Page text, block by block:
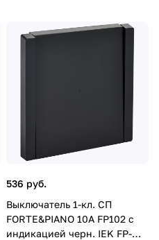
536 руб.
Выключатель 1-кл. СП
FORTE&PIANO 10А FP102 с
индикацией черн. IEK FP-